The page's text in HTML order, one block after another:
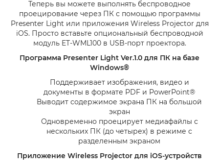
Теперь вы можете выполнять беспроводное
проецирование через ПК с помощью программы
Presenter Light или приложения Wireless Projector для
iOS. Просто вставьте опциональный беспроводной
модуль ET-WML100 в USB-порт проектора.
Программа Presenter Light Ver.1.0 для ПК на базе
Windows®
Поддерживает изображения, видео и
документы в формате PDF и PowerPoint®
Выводит содержимое экрана ПК на большой
экран
Одновременно проецирует медиафайлы с
нескольких ПК (до четырех) в режиме с
разделенным экраном
Приложение Wireless Projector для iOS-устройств